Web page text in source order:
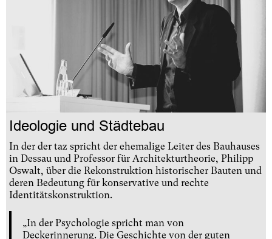
Ideologie und Städtebau
In der der taz spricht der ehemalige Leiter des Bauhauses
in Dessau und Professor für Architekturtheorie, Philipp
Oswalt, über die Rekonstruktion historischer Bauten und
deren Bedeutung für konservative und rechte
Identitätskonstruktion.
„In der Psychologie spricht man von
Deckerinnerung. Die Geschichte von der guten